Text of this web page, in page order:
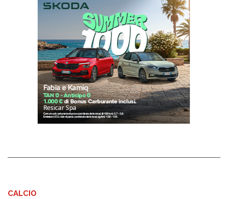
CALCIO